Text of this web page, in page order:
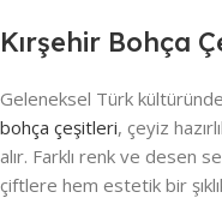
Kırşehir Bohça
Geleneksel Türk
bohça çeşitleri, çeyiz
alır. Farklı renk ve desen
çiftlere hem estetik bir